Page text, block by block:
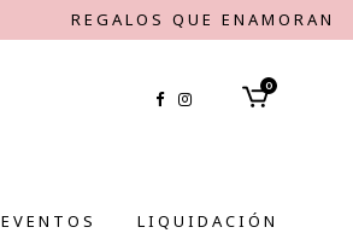
REGALOS QUE ENAMORAN
0
EVENTOS LIQUIDACIÓN